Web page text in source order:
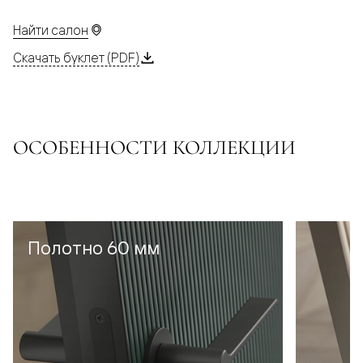
Найти салон
Скачать буклет (PDF)
ОСОБЕННОСТИ КОЛЛЕКЦИИ
Полотно 60 мм